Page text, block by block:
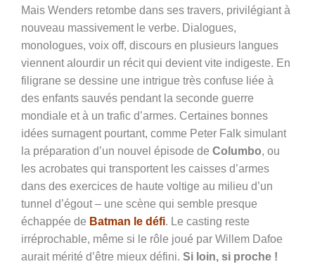
Mais Wenders retombe dans ses travers, privilégiant à
nouveau massivement le verbe. Dialogues,
monologues, voix off, discours en plusieurs langues
viennent alourdir un récit qui devient vite indigeste. En
filigrane se dessine une intrigue très confuse liée à
des enfants sauvés pendant la seconde guerre
mondiale et à un trafic d’armes. Certaines bonnes
idées surnagent pourtant, comme Peter Falk simulant
la préparation d’un nouvel épisode de Columbo, ou
les acrobates qui transportent les caisses d’armes
dans des exercices de haute voltige au milieu d’un
tunnel d’égout – une scène qui semble presque
échappée de Batman le défi. Le casting reste
irréprochable, même si le rôle joué par Willem Dafoe
aurait mérité d’être mieux défini. Si loin, si proche !